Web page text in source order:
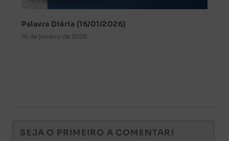
Palavra Diária (16/01/2026)
16 de janeiro de 2026